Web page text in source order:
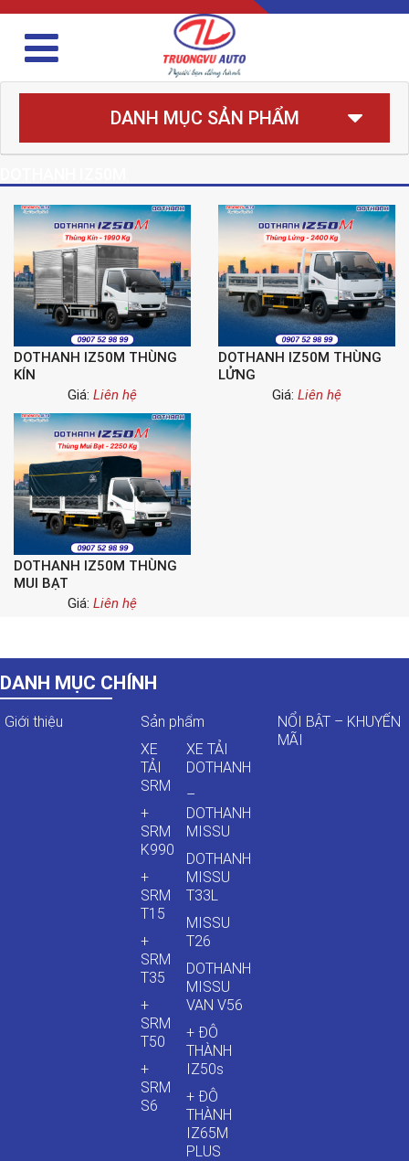
DANH MỤC SẢN PHẨM
DOTHANH IZ50M THÙNG
KÍN
Giá: Liên hệ
DOTHANH IZ50M THÙNG
LỬNG
Giá: Liên hệ
DOTHANH IZ50M THÙNG
MUI BẠT
Giá: Liên hệ
DANH MỤC CHÍNH
Giới thiệu
Sản phẩm
XE
TẢI
SRM
+
SRM
K990
+
SRM
T15
+
SRM
T35
+
SRM
T50
+
SRM
S6
XE TẢI
DOTHANH
–
DOTHANH
MISSU
DOTHANH
MISSU
T33L
MISSU
T26
DOTHANH
MISSU
VAN V56
+ ĐÔ
THÀNH
IZ50s
+ ĐÔ
THÀNH
IZ65M
PLUS
NỔI BẬT – KHUYẾN
MÃI